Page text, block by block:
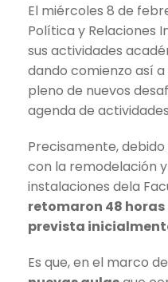
El miércoles 8 de
Política y Relaciones
sus actividades
dando comienzo así a
pleno de nuevos
agenda de
Precisamente,
con la remodelación
instalaciones dela
retomaron 48 horas
prevista
Es que, en el marco